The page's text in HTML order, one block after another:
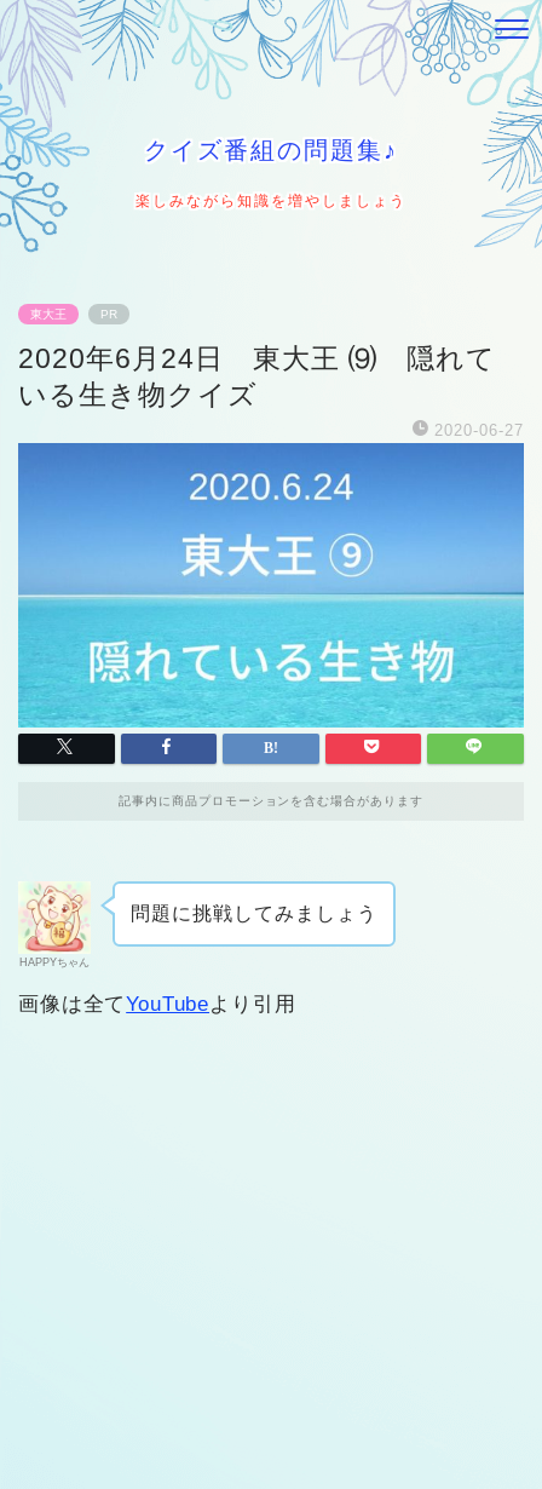
クイズ番組の問題集♪
楽しみながら知識を増やしましょう
東大王 PR
2020年6月24日 東大王 ⑼ 隠れて
いる生き物クイズ
2020-06-27
記事内に商品プロモーションを含む場合があります
HAPPYちゃん
問題に挑戦してみましょう
画像は全てYouTubeより引用